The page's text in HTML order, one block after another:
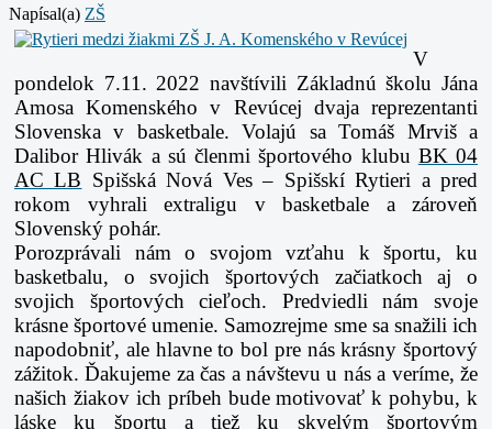
Napísal(a) ZŠ
V
pondelok 7.11. 2022 navštívili Základnú školu Jána
Amosa Komenského v Revúcej dvaja reprezentanti
Slovenska v basketbale. Volajú sa Tomáš Mrviš a
Dalibor Hlivák a sú členmi športového klubu BK 04
AC LB Spišská Nová Ves – Spišskí Rytieri a pred
rokom vyhrali extraligu v basketbale a zároveň
Slovenský pohár.
Porozprávali nám o svojom vzťahu k športu, ku
basketbalu, o svojich športových začiatkoch aj o
svojich športových cieľoch. Predviedli nám svoje
krásne športové umenie. Samozrejme sme sa snažili ich
napodobniť, ale hlavne to bol pre nás krásny športový
zážitok. Ďakujeme za čas a návštevu u nás a veríme, že
našich žiakov ich príbeh bude motivovať k pohybu, k
láske ku športu a tiež ku skvelým športovým